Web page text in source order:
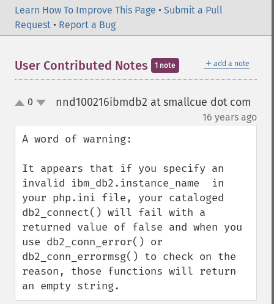
Learn How To Improve This Page • Submit a Pull
Request • Report a Bug
＋ add a note
User Contributed Notes 1 note
up0 nnd100216ibmdb2 at smallcue dot com
16 years ago
A word of warning:
It appears that if you specify an
invalid ibm_db2.instance_name  in
your php.ini file, your cataloged
db2_connect() will fail with a
returned value of false and when you
use db2_conn_error() or
db2_conn_errormsg() to check on the
reason, those functions will return
an empty string.